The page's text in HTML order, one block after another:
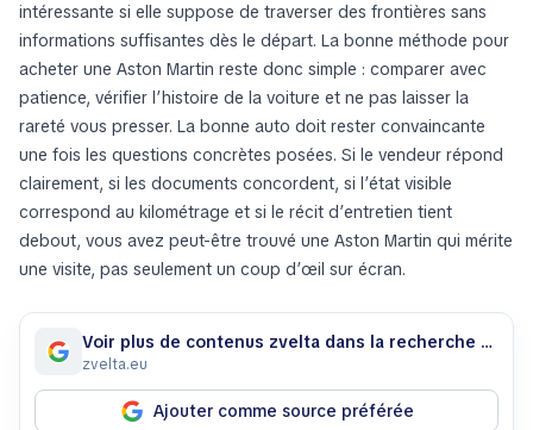
intéressante si elle suppose de traverser des frontières sans
informations suffisantes dès le départ. La bonne méthode pour
acheter une Aston Martin reste donc simple : comparer avec
patience, vérifier l’histoire de la voiture et ne pas laisser la
rareté vous presser. La bonne auto doit rester convaincante
une fois les questions concrètes posées. Si le vendeur répond
clairement, si les documents concordent, si l’état visible
correspond au kilométrage et si le récit d’entretien tient
debout, vous avez peut-être trouvé une Aston Martin qui mérite
une visite, pas seulement un coup d’œil sur écran.
Voir plus de contenus zvelta dans la recherche Google
zvelta.eu
Ajouter comme source préférée